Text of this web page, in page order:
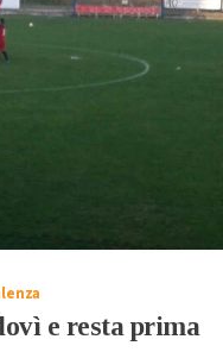
e resta prima